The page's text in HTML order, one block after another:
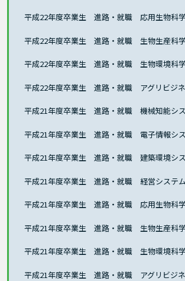
平成22年度卒業生 進路・就職 応用生物科
平成22年度卒業生 進路・就職 生物生産科
平成22年度卒業生 進路・就職 生物環境科
平成22年度卒業生 進路・就職 アグリビジ
平成21年度卒業生 進路・就職 機械知能シ
平成21年度卒業生 進路・就職 電子情報シ
平成21年度卒業生 進路・就職 建築環境シ
平成21年度卒業生 進路・就職 経営システ
平成21年度卒業生 進路・就職 応用生物科
平成21年度卒業生 進路・就職 生物生産科
平成21年度卒業生 進路・就職 生物環境科
平成21年度卒業生 進路・就職 アグリビジ